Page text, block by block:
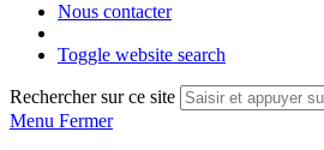
Nous contacter
Toggle website search
Rechercher sur ce site
Menu Fermer